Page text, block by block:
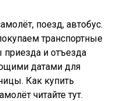
поезд, автобус.
транспортные
приезда и отъезда
датами для
Как купить
читайте тут.